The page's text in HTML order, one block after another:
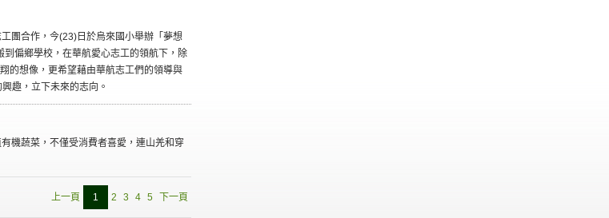
團合作，今(23)日於烏來國小舉辦「夢想
偏鄉學校，在華航愛心志工的領航下，除
的想像，更希望藉由華航志工們的領導與
趣，立下未來的志向。
機蔬菜，不僅受消費者喜愛，連山羌和穿
上一頁 1 2 3 4 5 下一頁